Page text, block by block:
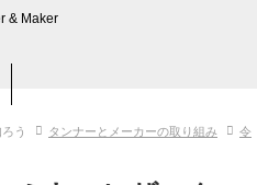
& Maker
う タンナーとメーカーの取り組み 令